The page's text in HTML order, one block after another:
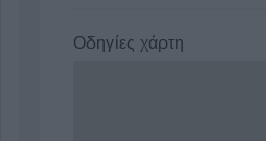
Οδηγίες χάρτη